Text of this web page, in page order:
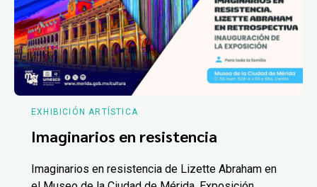
EXHIBICIÓN ARTÍSTICA
Imaginarios en resistencia
Imaginarios en resistencia de Lizette Abraham en